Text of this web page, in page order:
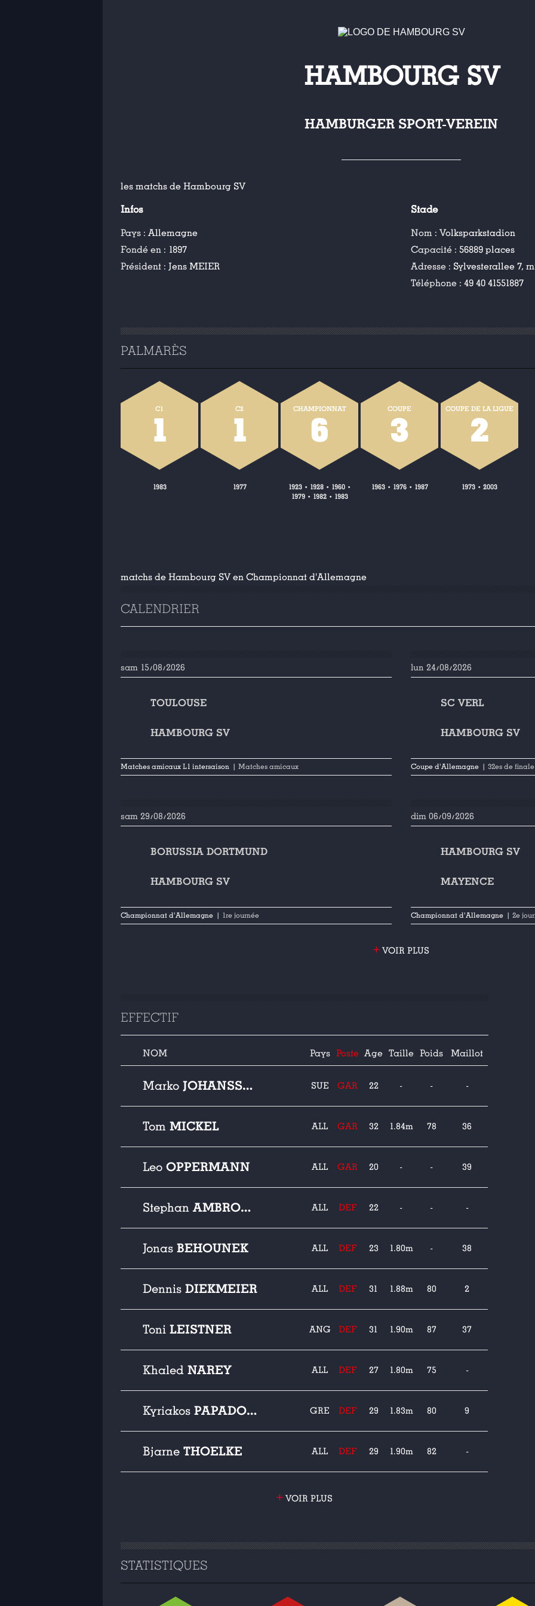
HAMBOURG SV
HAMBURGER SPORT-VEREIN
les matchs de Hambourg SV
Infos
Pays : Allemagne
Fondé en : 1897
Président : Jens MEIER
Stade
Nom :Volksparkstadion
Capacité :56889 places
Adresse : Sylvesterallee 7,
Téléphone :49 40 41551887
PALMARÈS
C1
1
1983
C2
1
1977
CHAMPIONNAT
6
1923• 1928• 1960•
1979• 1982• 1983
COUPE
3
1963• 1976• 1987
COUPE DE LA LIGUE
2
1973 • 2003
matchs de Hambourg SV en Championnat d'Allemagne
CALENDRIER
sam 15/08/2026
TOULOUSE
HAMBOURG SV
Matches amicaux L1 intersaison | Matches amicaux
lun 24/08/2026
SC VERL
HAMBOURG SV
Coupe d'Allemagne | 32es de finale
sam 29/08/2026
BORUSSIA DORTMUND
HAMBOURG SV
Championnat d'Allemagne | 1re journée
dim 06/09/2026
HAMBOURG SV
MAYENCE
Championnat d'Allemagne | 2e
+ VOIR PLUS
EFFECTIF
NOM Pays Poste Age Taille Poids Maillot
Marko JOHANSSON SUE GAR 22 - - -
Tom MICKEL ALL GAR 32 1.84m 78 36
Leo OPPERMANN ALL GAR 20 - - 39
Stephan AMBROSIUS ALL DEF 22 - - -
Jonas BEHOUNEK ALL DEF 23 1.80m - 38
Dennis DIEKMEIER ALL DEF 31 1.88m 80 2
Toni LEISTNER ANG DEF 31 1.90m 87 37
Khaled NAREY ALL DEF 27 1.80m 75 -
Kyriakos PAPADOPOULOS GRE DEF 29 1.83m 80 9
Bjarne THOELKE ALL DEF 29 1.90m 82 -
+VOIR PLUS
STATISTIQUES